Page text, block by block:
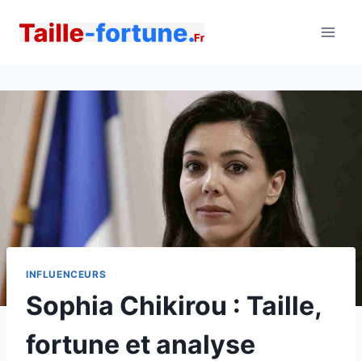
INFLUENCEURS
Sophia Chikirou : Taille,
fortune et analyse